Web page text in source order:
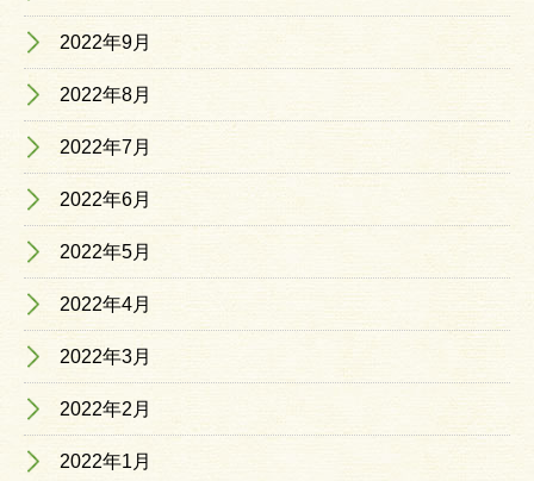
2022年9月
2022年8月
2022年7月
2022年6月
2022年5月
2022年4月
2022年3月
2022年2月
2022年1月